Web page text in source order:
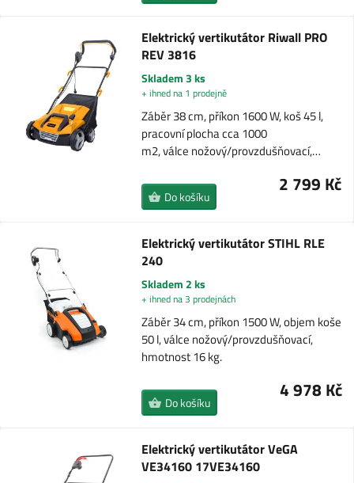
Elektrický vertikutátor Riwall PRO
REV 3816
Skladem 3 ks
+ ihned na 1 prodejně
Záběr 38 cm, příkon 1600 W, koš 45 l,
pracovní plocha cca 1000
m2, válce nožový/provzdušňovací,…
2 799 Kč
Do košíku
Elektrický vertikutátor STIHL RLE
240
Skladem 2 ks
+ ihned na 3 prodejnách
Záběr 34 cm, příkon 1500 W, objem koše
50 l, válce nožový/provzdušňovací,
hmotnost 16 kg.
4 978 Kč
Do košíku
Elektrický vertikutátor VeGA
VE34160 17VE34160